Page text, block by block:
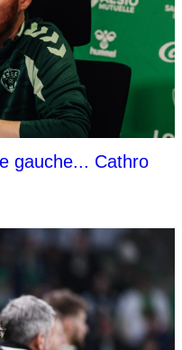
gauche... Cathro